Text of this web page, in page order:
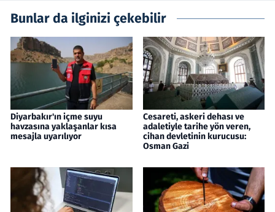
Bunlar da ilginizi çekebilir
Diyarbakır'ın içme suyu
havzasına yaklaşanlar kısa
mesajla uyarılıyor
Cesareti, askeri dehası ve
adaletiyle tarihe yön veren,
cihan devletinin kurucusu:
Osman Gazi